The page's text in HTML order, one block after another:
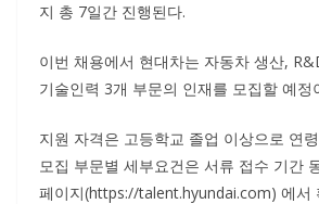
지 총 7일간 진행된다.
이번 채용에서 현대차는 자동차 생산,
기술인력 3개 부문의 인재를 모집할 예정
지원 자격은 고등학교 졸업 이상으로 연
모집 부문별 세부요건은 서류 접수 기간
페이지(https://talent.hyundai.com) 에서